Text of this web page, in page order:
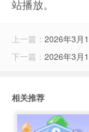
站播放。
上一篇： 2026年3月
下一篇： 2026年3月
相关推荐